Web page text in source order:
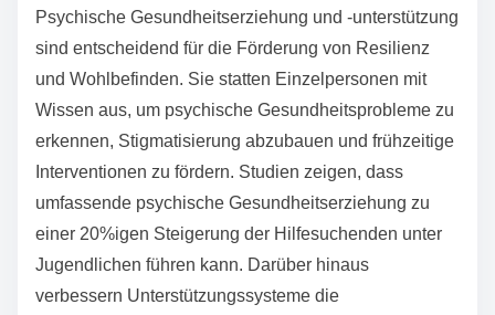
Psychische Gesundheitserziehung und -unterstützung
sind entscheidend für die Förderung von Resilienz
und Wohlbefinden. Sie statten Einzelpersonen mit
Wissen aus, um psychische Gesundheitsprobleme zu
erkennen, Stigmatisierung abzubauen und frühzeitige
Interventionen zu fördern. Studien zeigen, dass
umfassende psychische Gesundheitserziehung zu
einer 20%igen Steigerung der Hilfesuchenden unter
Jugendlichen führen kann. Darüber hinaus
verbessern Unterstützungssysteme die